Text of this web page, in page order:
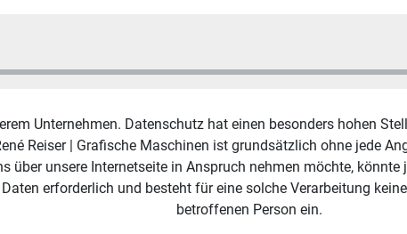
Unternehmen. Datenschutz hat einen besonders hohen
Reiser | Grafische Maschinen ist grundsätzlich ohne jede
über unsere Internetseite in Anspruch nehmen möchte,
erforderlich und besteht für eine solche Verarbeitung
betroffenen Person ein.